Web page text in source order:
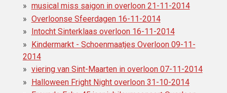
musical miss saigon in overloon 21-11-2014
Overloonse Sfeerdagen 16-11-2014
Intocht Sinterklaas overloon 16-11-2014
Kindermarkt - Schoenmaatjes Overloon 09-11-
2014
viering van Sint-Maarten in overloon 07-11-2014
Halloween Fright Night overloon 31-10-2014